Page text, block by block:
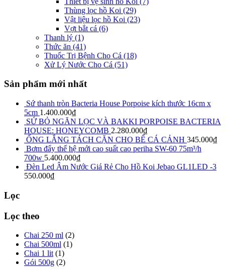
Thùng lọc hồ Koi (29)
Vật liệu lọc hồ Koi (23)
Vợt bắt cá (6)
Thanh lý (1)
Thức ăn (41)
Thuốc Trị Bệnh Cho Cá (18)
Xử Lý Nước Cho Cá (51)
Sản phẩm mới nhất
Sứ thanh tròn Bacteria House Porpoise kích thước 16cm x
5cm 1.400.000₫
SỨ BỎ NGĂN LỌC VÀ BAKKI PORPOISE BACTERIA
HOUSE: HONEYCOMB 2.280.000₫
ỐNG LẮNG TÁCH CẶN CHO BỂ CÁ CẢNH 345.000₫
Bơm đẩy thế hệ mới cao suất cao periha SW-60 75m³/h
700w 5.400.000₫
Đèn Led Âm Nước Giá Rẻ Cho Hồ Koi Jebao GL1LED -3
550.000₫
Lọc
Lọc theo
Chai 250 ml (2)
Chai 500ml (1)
Chai 1 lit (1)
Gói 500g (2)